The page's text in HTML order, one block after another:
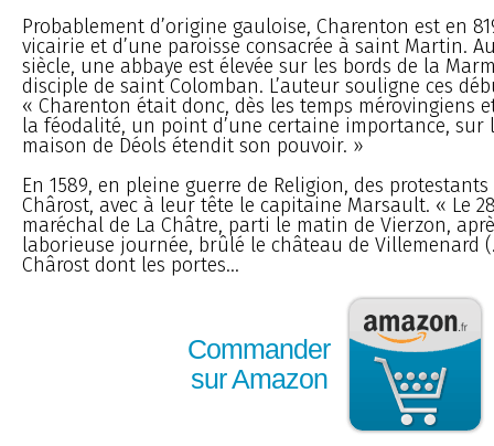
Probablement d’origine gauloise, Charenton est en
vicairie et d’une paroisse consacrée à saint Martin.
siècle, une abbaye est élevée sur les bords de la
disciple de saint Colomban. L’auteur souligne ces
« Charenton était donc, dès les temps mérovingiens
la féodalité, un point d’une certaine importance, sur
maison de Déols étendit son pouvoir. »
En 1589, en pleine guerre de Religion, des protestants
Chârost, avec à leur tête le capitaine Marsault. « Le
maréchal de La Châtre, parti le matin de Vierzon,
laborieuse journée, brûlé le château de Villemenard
Chârost dont les portes...
Commander
sur Amazon